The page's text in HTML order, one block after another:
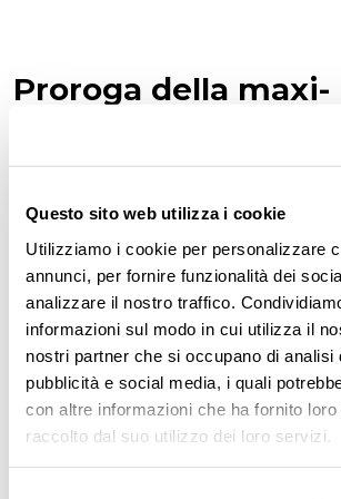
Questo sito web utilizza i cookie
Utilizziamo i cookie per personalizzare
annunci, per fornire funzionalità dei
analizzare il nostro traffico.
informazioni sul modo in cui utilizza il
nostri partner che si occupano di analisi
pubblicità e social media, i quali
con altre informazioni che ha fornito loro
raccolto dal suo utilizzo dei loro servizi.
Proroga della maxi-
deduzione del
lavoro in presenza
Per il2025 , è stataprorogata
agevolazione per le imprese,
dalla precedenteLegge di
incentivare leassunzioni stabili
giovani disoccupati.